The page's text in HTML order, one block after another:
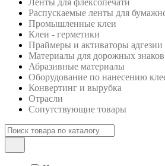
Ленты для флексопечати
Распускаемые ленты для
Промышленные клеи
Клеи - герметики
Праймеры и активаторы адгезии
Материалы для дорожных знаков
Абразивные материалы
Оборудование по нанесению
Конвертинг и вырубка
Отрасли
Сопутствующие товары